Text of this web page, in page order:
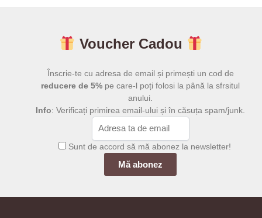
variații.
pot
fi
în
Voucher Cadou
Înscrie-te cu adresa de email și primești un cod de
reducere de 5% pe care-l poți folosi la până la sfrsitul
anului.
Info: Verificați primirea email-ului și în căsuța spam/junk.
Sunt de accord să mă abonez la newsletter!